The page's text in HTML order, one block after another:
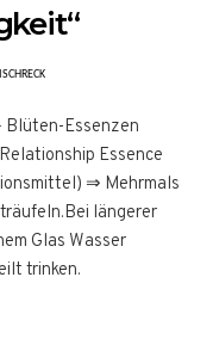
Blüten-Essenzen
Essence
⇒ Mehrmals
längerer
Glas Wasser
trinken.